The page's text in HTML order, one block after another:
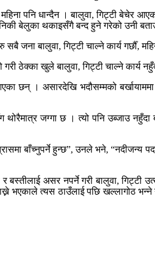
पनि धान्दैन । बालुवा, गिट्टी
बेलुका थकाइसँगै बन्द हुने गरेको उनी
बालुवा, गिट्टी चाल्ने कार्य गर्छौँ,
ठेक्का खुले बालुवा, गिट्टी चाल्ने कार्य
छन् । असारदेखि भदौसम्मको
थोरैमात्र जग्गा छ । त्यो पनि उब्जाउ
बाँच्नुपर्ने हुन्छ”, उनले भने, “नदीजन्य
बस्तीलाई असर नपर्ने गरी बालुवा,
भएकाले त्यस ठाउँलाई पछि खल्लागोठ